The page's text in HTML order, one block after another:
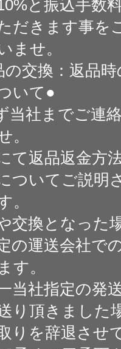
と振込手数
だきます事を
ませ。
の交換：返品
いて●
当社までご連
。
て返品返金方
ついてご説明
。
交換となった
の運送会社で
す。
当社指定の発
り頂きました
りを辞退させ